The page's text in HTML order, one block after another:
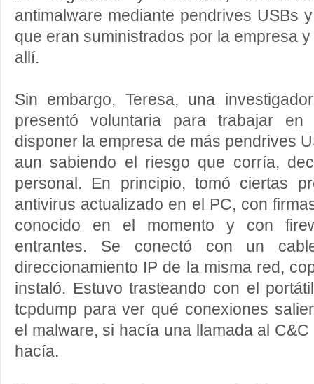
antimalware mediante pendrives USBs
que eran suministrados por la empresa
allí.
Sin embargo, Teresa, una
presentó voluntaria para trabajar
disponer la empresa de más pendrives
aun sabiendo el riesgo que corría,
personal. En principio, tomó ciertas
antivirus actualizado en el PC, con
conocido en el momento y con
entrantes. Se conectó con un
direccionamiento IP de la misma red,
instaló. Estuvo trasteando con el
tcpdump para ver qué conexiones
el malware, si hacía una llamada al
hacía.